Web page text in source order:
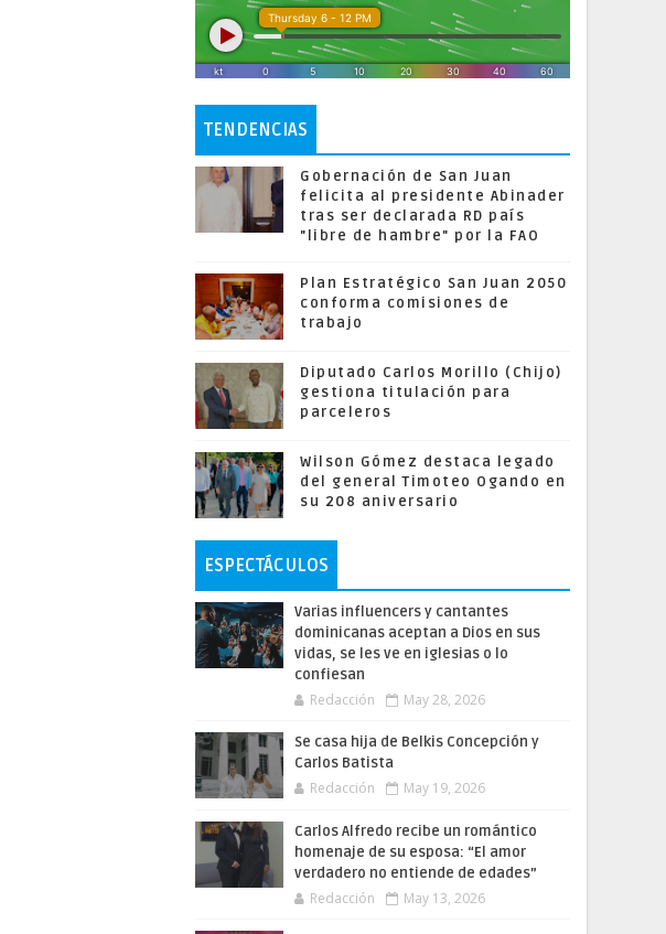
TENDENCIAS
Gobernación de San Juan
felicita al presidente Abinader
tras ser declarada RD país
"libre de hambre" por la FAO
Plan Estratégico San Juan 2050
conforma comisiones de
trabajo
Diputado Carlos Morillo (Chijo)
gestiona titulación para
parceleros
Wilson Gómez destaca legado
del general Timoteo Ogando en
su 208 aniversario
ESPECTÁCULOS
Varias influencers y cantantes
dominicanas aceptan a Dios en sus
vidas, se les ve en iglesias o lo
confiesan
Redacción May 28, 2026
Se casa hija de Belkis Concepción y
Carlos Batista
Redacción May 19, 2026
Carlos Alfredo recibe un romántico
homenaje de su esposa: “El amor
verdadero no entiende de edades”
Redacción May 13, 2026